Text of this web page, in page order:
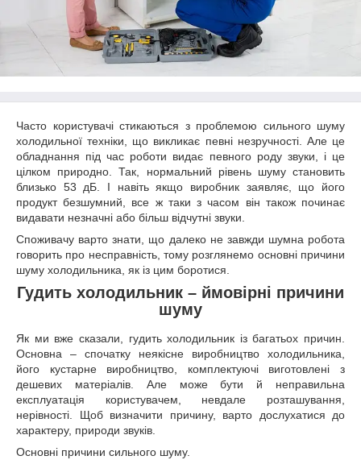
Часто користувачі стикаються з проблемою сильного шуму
холодильної техніки, що викликає певні незручності. Але це
обладнання під час роботи видає певного роду звуки, і це
цілком природно. Так, нормальний рівень шуму становить
близько 53 дБ. І навіть якщо виробник заявляє, що його
продукт безшумний, все ж таки з часом він також починає
видавати незначні або більш відчутні звуки.
Споживачу варто знати, що далеко не завжди шумна робота
говорить про несправність, тому розглянемо основні причини
шуму холодильника, як із цим боротися.
Гудить холодильник – ймовірні причини
шуму
Як ми вже сказали, гудить холодильник із багатьох причин.
Основна – спочатку неякісне виробництво холодильника,
його кустарне виробництво, комплектуючі виготовлені з
дешевих матеріалів. Але може бути й неправильна
експлуатація користувачем, невдале розташування,
нерівності. Щоб визначити причину, варто дослухатися до
характеру, природи звуків.
Основні причини сильного шуму.